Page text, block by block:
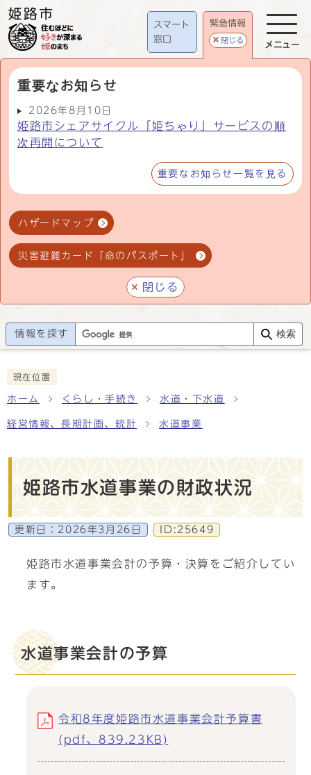
スマート
窓口
緊急情報
閉じる
重要なお知らせ
2026年8月10日
姫路市シェアサイクル「姫ちゃり」サービスの順
次再開について
重要なお知らせ一覧を見る
ハザードマップ
災害避難カード「命のパスポート」
閉じる
メニュー
情報を探す 検索
現在位置
ホーム くらし・手続き 水道・下水道
経営情報、長期計画、統計 水道事業
姫路市水道事業の財政状況
更新日： 2026年3月26日 ID:25649
姫路市水道事業会計の予算・決算をご紹介してい
ます。
水道事業会計の予算
令和8年度姫路市水道事業会計予算書
(pdf、839.23KB)